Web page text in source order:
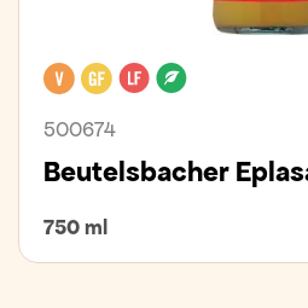
VeganGluten free
Lactose free
500674
Beutelsbacher
750 ml